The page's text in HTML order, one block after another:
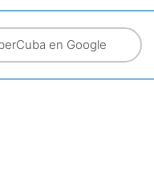
en Google